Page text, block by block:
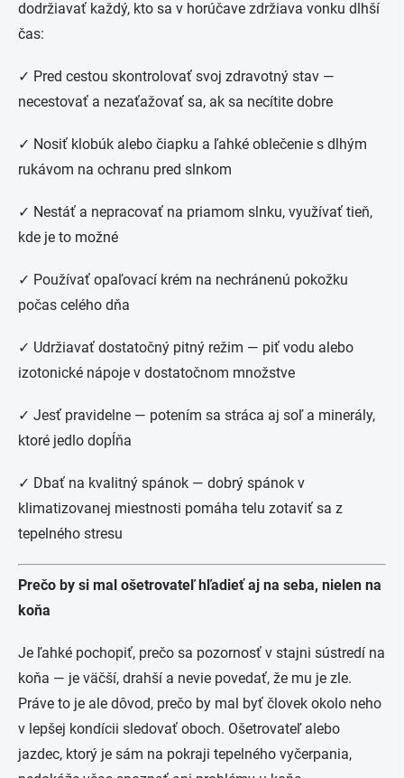
dodržiavať každý, kto sa v horúčave zdržiava vonku dlhší
čas:
✓ Pred cestou skontrolovať svoj zdravotný stav —
necestovať a nezaťažovať sa, ak sa necítite dobre
✓ Nosiť klobúk alebo čiapku a ľahké oblečenie s dlhým
rukávom na ochranu pred slnkom
✓ Nestáť a nepracovať na priamom slnku, využívať tieň,
kde je to možné
✓ Používať opaľovací krém na nechránenú pokožku
počas celého dňa
✓ Udržiavať dostatočný pitný režim — piť vodu alebo
izotonické nápoje v dostatočnom množstve
✓ Jesť pravidelne — potením sa stráca aj soľ a minerály,
ktoré jedlo dopĺňa
✓ Dbať na kvalitný spánok — dobrý spánok v
klimatizovanej miestnosti pomáha telu zotaviť sa z
tepelného stresu
Prečo by si mal ošetrovateľ hľadieť aj na seba, nielen na
koňa
Je ľahké pochopiť, prečo sa pozornosť v stajni sústredí na
koňa — je väčší, drahší a nevie povedať, že mu je zle.
Práve to je ale dôvod, prečo by mal byť človek okolo neho
v lepšej kondícii sledovať oboch. Ošetrovateľ alebo
jazdec, ktorý je sám na pokraji tepelného vyčerpania,